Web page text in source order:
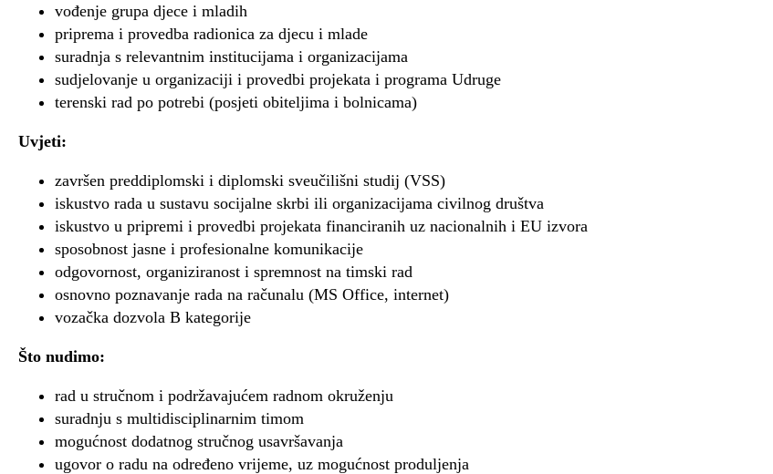
vođenje grupa djece i mladih
priprema i provedba radionica za djecu i mlade
suradnja s relevantnim institucijama i organizacijama
sudjelovanje u organizaciji i provedbi projekata i programa Udruge
terenski rad po potrebi (posjeti obiteljima i bolnicama)
Uvjeti:
završen preddiplomski i diplomski sveučilišni studij (VSS)
iskustvo rada u sustavu socijalne skrbi ili organizacijama civilnog društva
iskustvo u pripremi i provedbi projekata financiranih uz nacionalnih i EU izvora
sposobnost jasne i profesionalne komunikacije
odgovornost, organiziranost i spremnost na timski rad
osnovno poznavanje rada na računalu (MS Office, internet)
vozačka dozvola B kategorije
Što nudimo:
rad u stručnom i podržavajućem radnom okruženju
suradnju s multidisciplinarnim timom
mogućnost dodatnog stručnog usavršavanja
ugovor o radu na određeno vrijeme, uz mogućnost produljenja